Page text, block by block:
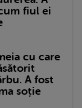
fiul ei
cu care
A fost
soție